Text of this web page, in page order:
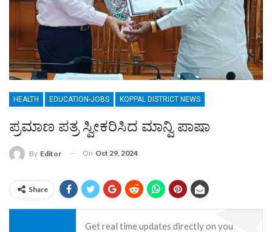
HEALTH EDUCATION-JOBS KOPPAL DISTRICT NEWS
ಪ್ರಮಾಣ ಪತ್ರ ಸ್ವೀಕರಿಸಿದ ಮಾನ್ವಿ ಪಾಷಾ
By Editor On Oct 29, 2024
Share
Get real time updates directly on you